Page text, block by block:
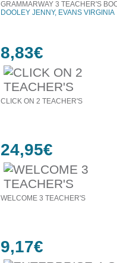
GRAMMARWAY 3 TEACHER'S
DOOLEY JENNY, EVANS VIRGINIA
8,83€
CLICK ON 2 TEACHER'S
24,95€
WELCOME 3 TEACHER'S
9,17€